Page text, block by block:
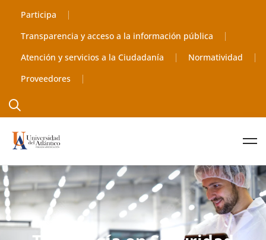
Participa
Transparencia y acceso a la información pública
Atención y servicios a la Ciudadanía
Normatividad
Proveedores